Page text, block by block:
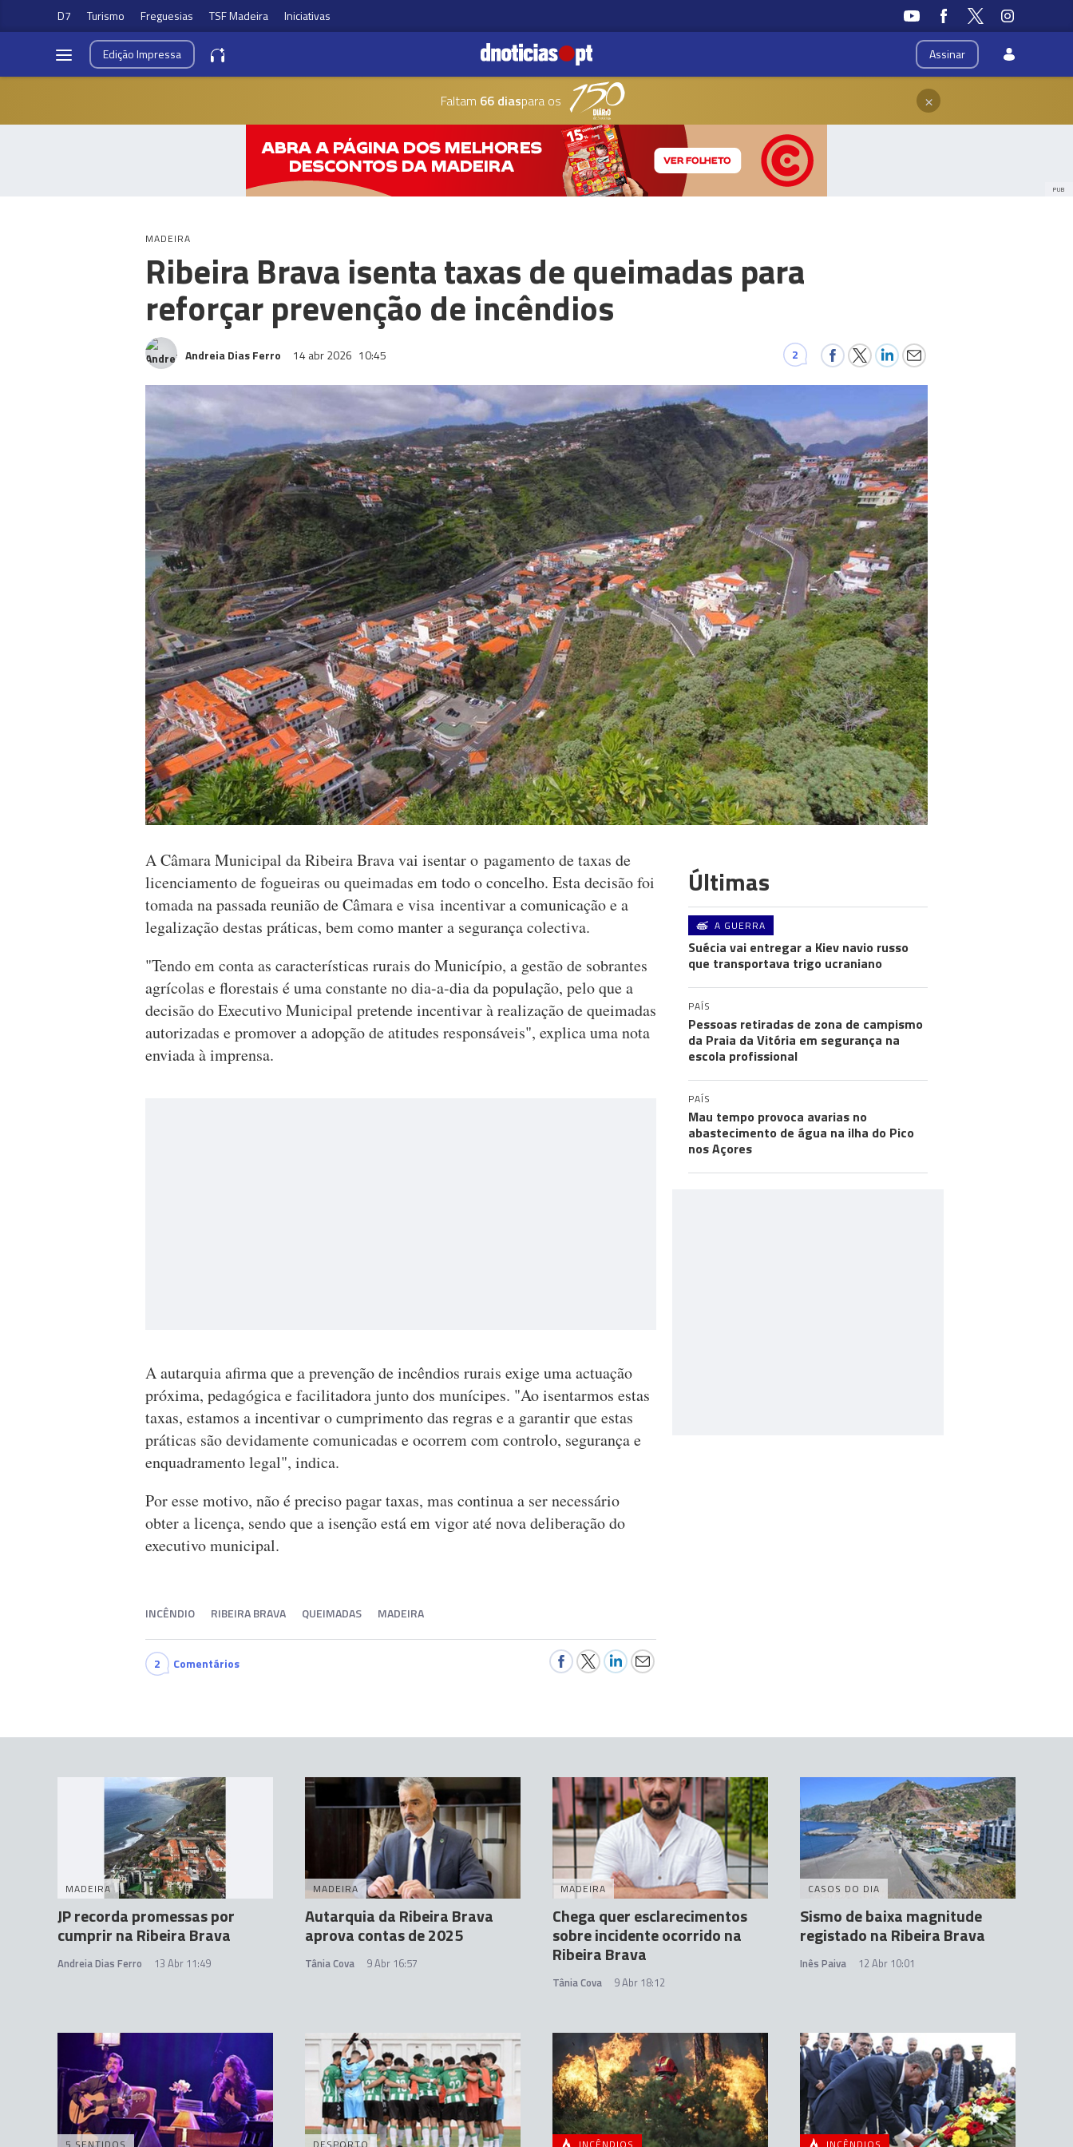
D7 Turismo Freguesias TSF Madeira Iniciativas
Assinar
EdiçãoImpressa
Faltam 66 diaspara os ×
PUB
MADEIRA
Ribeira Brava isenta taxas de queimadas para
reforçar prevenção de incêndios
Andreia Dias Ferro 14 abr 2026 10:45 2
A Câmara Municipal da Ribeira Brava vai isentar o pagamento de taxas de
licenciamento de fogueiras ou queimadas em todo o concelho. Esta decisão foi
tomada na passada reunião de Câmara e visa incentivar a comunicação e a
legalização destas práticas, bem como manter a segurança colectiva.
"Tendo em conta as características rurais do Município, a gestão de sobrantes
agrícolas e florestais é uma constante no dia-a-dia da população, pelo que a
decisão do Executivo Municipal pretende incentivar à realização de queimadas
autorizadas e promover a adopção de atitudes responsáveis", explica uma nota
enviada à imprensa.
A autarquia afirma que a prevenção de incêndios rurais exige uma actuação
próxima, pedagógica e facilitadora junto dos munícipes. "Ao isentarmos estas
taxas, estamos a incentivar o cumprimento das regras e a garantir que estas
práticas são devidamente comunicadas e ocorrem com controlo, segurança e
enquadramento legal", indica.
Por esse motivo, não é preciso pagar taxas, mas continua a ser necessário
obter a licença, sendo que a isenção está em vigor até nova deliberação do
executivo municipal.
INCÊNDIO RIBEIRA BRAVA QUEIMADAS MADEIRA
2 Comentários
Últimas
A GUERRA
Suécia vai entregar a Kiev navio russo
que transportava trigo ucraniano
PAÍS
Pessoas retiradas de zona de campismo
da Praia da Vitória em segurança na
escola profissional
PAÍS
Mau tempo provoca avarias no
abastecimento de água na ilha do Pico
nos Açores
MADEIRA
JP recorda promessas por
cumprir na Ribeira Brava
Andreia Dias Ferro 13 Abr 11:49
MADEIRA
Autarquia da Ribeira Brava
aprova contas de 2025
Tânia Cova 9 Abr 16:57
MADEIRA
Chega quer esclarecimentos
sobre incidente ocorrido na
Ribeira Brava
Tânia Cova 9 Abr 18:12
CASOS DO DIA
Sismo de baixa magnitude
registado na Ribeira Brava
Inês Paiva 12 Abr 10:01